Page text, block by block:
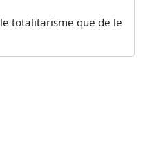
le totalitarisme que de le